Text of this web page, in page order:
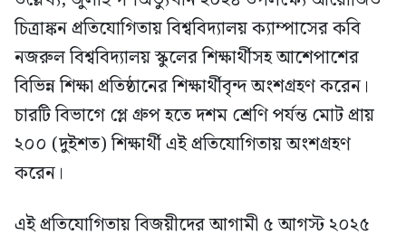
চিত্রাঙ্কন প্রতিযোগিতায় বিশ্ববিদ্যালয় ক্যাম্পাসের কবি
নজরুল বিশ্ববিদ্যালয় স্কুলের শিক্ষার্থীসহ আশেপাশের
বিভিন্ন শিক্ষা প্রতিষ্ঠানের শিক্ষার্থীবৃন্দ অংশগ্রহণ করেন।
চারটি বিভাগে প্লে গ্রুপ হতে দশম শ্রেণি পর্যন্ত মোট প্রায়
২০০ (দুইশত) শিক্ষার্থী এই প্রতিযোগিতায় অংশগ্রহণ
করেন।
এই প্রতিযোগিতায় বিজয়ীদের আগামী ৫ আগস্ট ২০২৫